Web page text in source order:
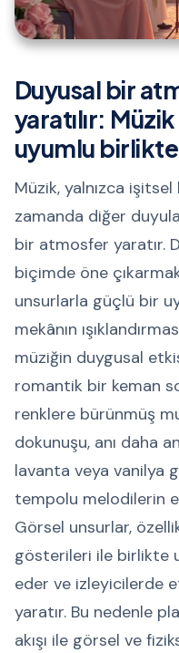
Duyusal bir
yaratılır:
uyumlu
Müzik, yalnızca
zamanda diğer
bir atmosfer yaratır.
biçimde öne
unsurlarla güçlü bir
mekânın
müziğin duygusal
romantik bir keman
renklere bürünmüş
dokunuşu, anı daha
lavanta veya vanilya
tempolu melodilerin
Görsel unsurlar,
gösterileri ile birlikte
eder ve izleyicilerde
yaratır. Bu nedenle
akışı ile görsel ve